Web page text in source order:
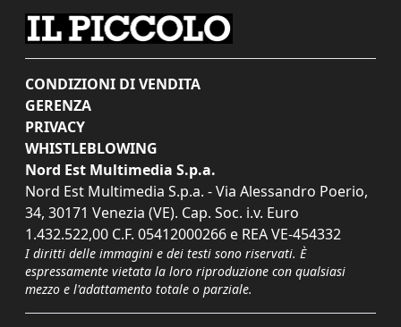
CONDIZIONI DI VENDITA
GERENZA
PRIVACY
WHISTLEBLOWING
Nord Est Multimedia S.p.a.
Nord Est Multimedia S.p.a. - Via Alessandro Poerio,
34, 30171 Venezia (VE). Cap. Soc. i.v. Euro
1.432.522,00 C.F. 05412000266 e REA VE-454332
I diritti delle immagini e dei testi sono riservati. È
espressamente vietata la loro riproduzione con qualsiasi
mezzo e l'adattamento totale o parziale.